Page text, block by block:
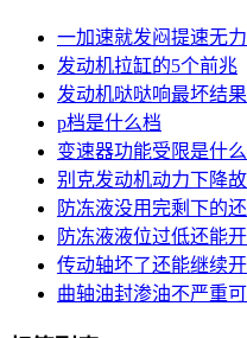
一加速就发闷提速无
发动机拉缸的5个前兆
发动机哒哒响最坏结
p档是什么档
变速器功能受限是什
别克发动机动力下降
防冻液没用完剩下的
防冻液液位过低还能
传动轴坏了还能继续
曲轴油封渗油不严重